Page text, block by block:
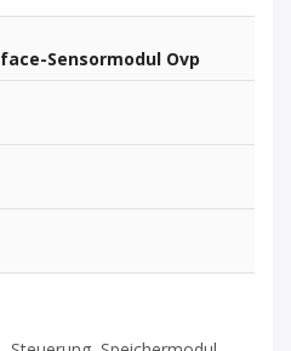
Sensormodul Ovp